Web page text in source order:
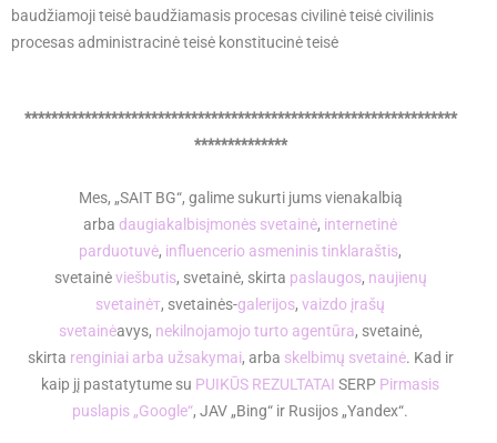
baudžiamoji teisė baudžiamasis procesas civilinė teisė civilinis
procesas administracinė teisė konstitucinė teisė
*****************************************************************
**************
Mes, „SAIT BG“, galime sukurti jums vienakalbią
arba daugiakalbisįmonės svetainė, internetinė
parduotuvė, influencerio asmeninis tinklaraštis,
svetainėviešbutis, svetainė, skirta paslaugos, naujienų
svetainėт, svetainės-galerijos, vaizdo įrašų
svetainėavys, nekilnojamojo turto agentūra, svetainė,
skirta renginiai arba užsakymai, arba skelbimų svetainė. Kad ir
kaip jį pastatytume su PUIKŪS REZULTATAI SERP Pirmasis
puslapis „Google“, JAV „Bing“ ir Rusijos „Yandex“.